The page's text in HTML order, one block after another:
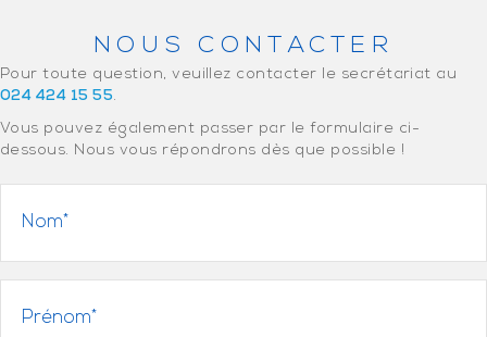
NOUS CONTACTER
Pour toute question, veuillez contacter le secrétariat au
024 424 15 55.
Vous pouvez également passer par le formulaire ci-
dessous. Nous vous répondrons dès que possible !